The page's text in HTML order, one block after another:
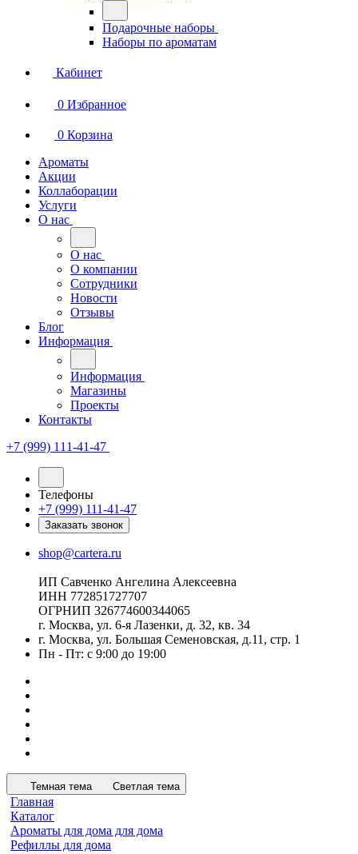
Подарочные наборы
Наборы по ароматам
Кабинет
0 Избранное
0 Корзина
Ароматы
Акции
Коллаборации
Услуги
О нас
О нас
О компании
Сотрудники
Новости
Отзывы
Блог
Информация
Информация
Магазины
Проекты
Контакты
+7 (999) 111-41-47
Телефоны
+7 (999) 111-41-47
Заказать звонок
shop@cartera.ru
ИП Савченко Ангелина Алексеевна
ИНН 772851727707
ОГРНИП 326774600344065
г. Москва, ул. 6-я Лазенки, д. 32, кв. 34
г. Москва, ул. Большая Семеновская, д.11, стр. 1
Пн - Пт: с 9:00 до 19:00
Темная тема Светлая тема
Главная
Каталог
Ароматы для дома для дома
Рефиллы для дома